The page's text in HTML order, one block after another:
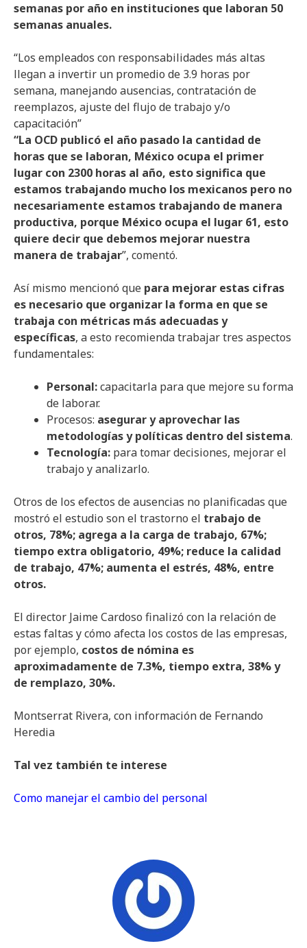
semanas por año en instituciones que laboran 50
semanas anuales.
“Los empleados con responsabilidades más altas
llegan a invertir un promedio de 3.9 horas por
semana, manejando ausencias, contratación de
reemplazos, ajuste del flujo de trabajo y/o
capacitación”
“La OCD publicó el año pasado la cantidad de
horas que se laboran, México ocupa el primer
lugar con 2300 horas al año, esto significa que
estamos trabajando mucho los mexicanos pero no
necesariamente estamos trabajando de manera
productiva, porque México ocupa el lugar 61, esto
quiere decir que debemos mejorar nuestra
manera de trabajar”, comentó.
Así mismo mencionó que para mejorar estas cifras
es necesario que organizar la forma en que se
trabaja con métricas más adecuadas y
específicas, a esto recomienda trabajar tres aspectos
fundamentales:
Personal:capacitarla para que mejore su forma
de laborar.
Procesos: asegurar y aprovechar las
metodologías y políticas dentro del sistema.
Tecnología: para tomar decisiones, mejorar el
trabajo y analizarlo.
Otros de los efectos de ausencias no planificadas que
mostró el estudio son el trastorno el trabajo de
otros, 78%; agrega a la carga de trabajo, 67%;
tiempo extra obligatorio, 49%; reduce la calidad
de trabajo, 47%; aumenta el estrés, 48%, entre
otros.
El director Jaime Cardoso finalizó con la relación de
estas faltas y cómo afecta los costos de las empresas,
por ejemplo, costos de nómina es
aproximadamente de 7.3%, tiempo extra, 38% y
de remplazo, 30%.
Montserrat Rivera, con información de Fernando
Heredia
Tal vez también te interese
Como manejar el cambio del personal